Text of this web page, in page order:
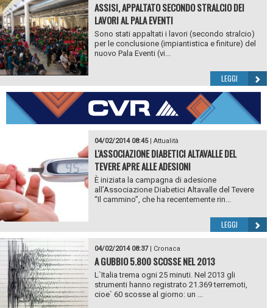
ASSISI, APPALTATO SECONDO STRALCIO DEI
LAVORI AL PALA EVENTI
Sono stati appaltati i lavori (secondo stralcio)
per le conclusione (impiantistica e finiture) del
nuovo Pala Eventi (vi...
LEGGI
04/02/2014 08:45| Attualità
L'ASSOCIAZIONE DIABETICI ALTAVALLE DEL
TEVERE APRE ALLE ADESIONI
È iniziata la campagna di adesione
all’Associazione Diabetici Altavalle del Tevere
“Il cammino”, che ha recentemente rin...
LEGGI
04/02/2014 08:37| Cronaca
A GUBBIO 5.800 SCOSSE NEL 2013
L`Italia trema ogni 25 minuti. Nel 2013 gli
strumenti hanno registrato 21.369 terremoti,
cioe` 60 scosse al giorno: un ...